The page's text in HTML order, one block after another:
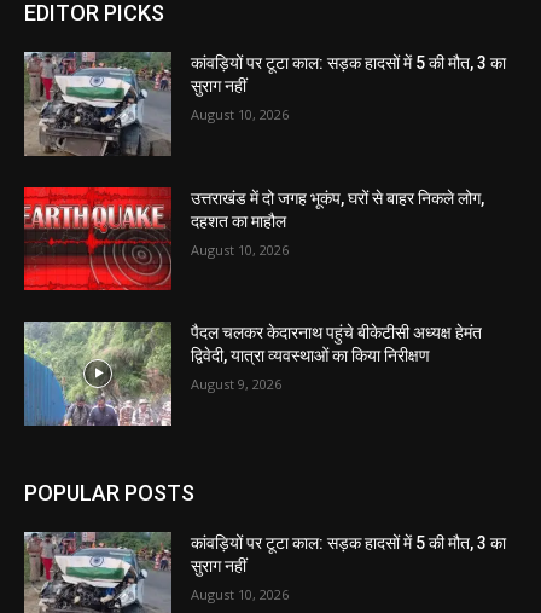
EDITOR PICKS
कांवड़ियों पर टूटा काल: सड़क हादसों में 5 की मौत, 3 का
सुराग नहीं
August 10, 2026
उत्तराखंड में दो जगह भूकंप, घरों से बाहर निकले लोग,
दहशत का माहौल
August 10, 2026
पैदल चलकर केदारनाथ पहुंचे बीकेटीसी अध्यक्ष हेमंत
द्विवेदी, यात्रा व्यवस्थाओं का किया निरीक्षण
August 9, 2026
POPULAR POSTS
कांवड़ियों पर टूटा काल: सड़क हादसों में 5 की मौत, 3 का
सुराग नहीं
August 10, 2026